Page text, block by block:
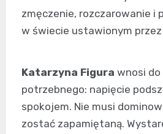
zmęczenie, rozczarowanie i
w świecie ustawionym przez
Katarzyna Figura wnosi do
potrzebnego: napięcie
spokojem. Nie musi
zostać zapamiętaną.